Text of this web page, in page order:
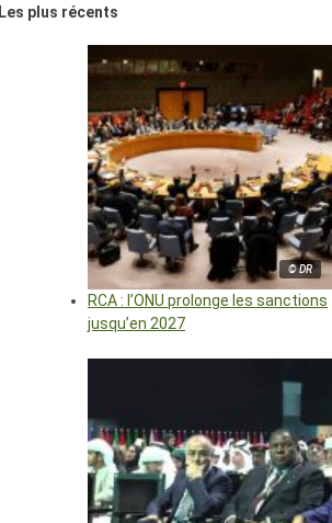
Les plus récents
© DR
RCA : l’ONU prolonge les sanctions
jusqu’en 2027